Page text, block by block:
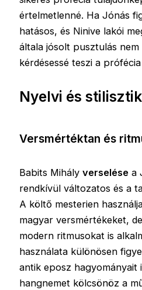
értelmetlenné. Ha Jónás
hatásos, és Ninive lakói
általa jósolt pusztulás
kérdésessé teszi a
Nyelvi és
Versmértéktan és
Babits Mihályverselése a
rendkívül változatos és a
A költő mesterien
magyar versmértékeket,
modern ritmusokat is
használata különösen
antik eposz hagyományait
hangnemet kölcsönöz a